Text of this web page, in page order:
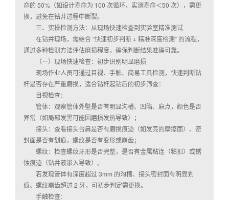
命的 50%（如设计寿命为 100 次循环，实测寿命＜50 次），需更
换，避免在钻井过程中断裂。
三、实操检测方法：从现场快速检查到实验室精准测试
在钻井现场，需结合 “快速初步判断 + 精准深度检测” 的流程，
通过多种检测方法评估磨损程度，确保判断结果准确可靠。
（一）现场快速检查：初步识别明显磨损
现场作业人员可通过目视、手触、简易工具检测，快速判断钻
杆是否存在严重磨损，适合钻杆起钻后的初步筛查：
目视检查：
管体：观察管体外壁是否有明显沟槽、凹陷、麻点，颜色是否
异常（如局部发黑可能因磨损发热导致）；
接头：查看接头台肩是否有磨损痕迹（如发亮的摩擦面）、密
封面是否有划痕，螺纹是否有变形或崩齿；
螺纹：检查螺纹牙形是否完整，是否有金属粘连（粘扣）或锈
蚀痕迹（钻井液渗入导致）。
若发现管体有深度超过 3mm 的沟槽、接头密封面有明显划
痕、螺纹崩齿超过 2 牙，可初步判定需更换。
手触检查：